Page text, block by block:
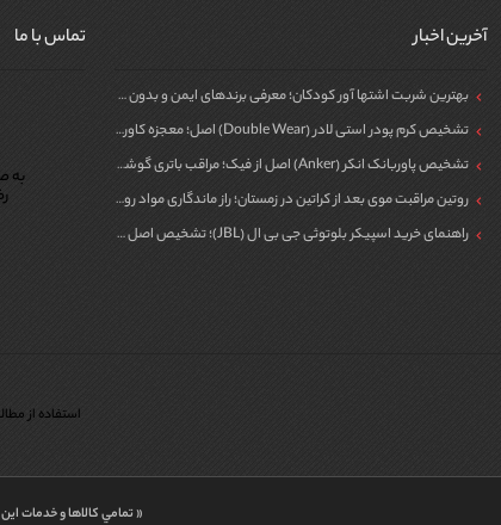
آخرین اخبار
بهترین شربت اشتها آور کودکان؛ معرفی برندهای ایمن و بدون سیپروهپتادین
تشخیص کرم پودر استی لادر (Double Wear) اصل؛ معجزه کاور برای پوست
تشخیص پاوربانک انکر (Anker) اصل از فیک؛ مراقب باتری گوشی خود باشید!
روتین مراقبت موی بعد از کراتین در زمستان؛ راز ماندگاری مواد روی مو
راهنمای خرید اسپیکر بلوتوثی جی بی ال (JBL)؛ تشخیص اصل از فیک برای مهمونی
تماس با ما
به
استفاده از
« تمامي كالاها و خدمات